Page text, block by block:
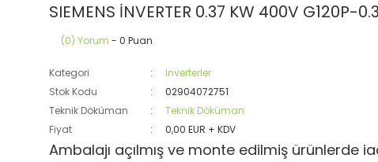
SIEMENS İNVERTER 0.37 KW 400V G120P-
(0) Yorum - 0 Puan
Kategori
Inverterler
Stok Kodu
02904072751
Teknik Döküman
Teknik Döküman
Fiyat
0,00 EUR + KDV
Ambalajı açılmış ve monte edilmiş ürünlerde